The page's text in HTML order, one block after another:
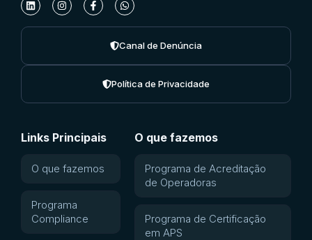
Canal de Denúncia
Política de Privacidade
Links Principais
O que fazemos
Programa
Compliance
O que fazemos
Programa de Acreditação
de Operadoras
Programa de Certificação
em APS